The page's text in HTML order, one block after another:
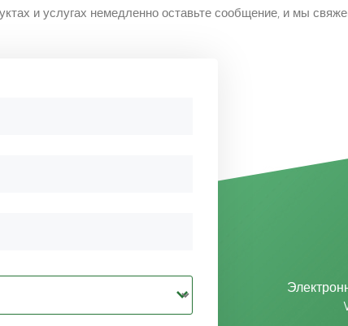
и услугах немедленно оставьте сообщение, и мы